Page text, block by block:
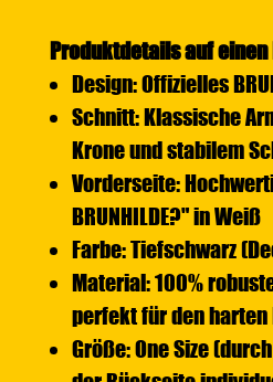
Produktdetails auf
Design: Offizielles
Schnitt: Klassische
Krone und stabilem
Vorderseite:
BRUNHILDE?" in Weiß
Farbe: Tiefschwarz
Material: 100%
perfekt für den harten
Größe: One Size